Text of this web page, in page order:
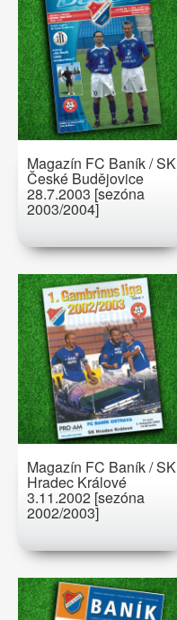
Magazín FC Baník / SK
České Budějovice
28.7.2003 [sezóna
2003/2004]
Magazín FC Baník / SK
Hradec Králové
3.11.2002 [sezóna
2002/2003]